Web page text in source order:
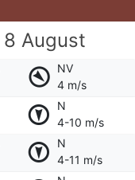
8 August
NV
4 m/s
N
4-10 m/s
N
4-11 m/s